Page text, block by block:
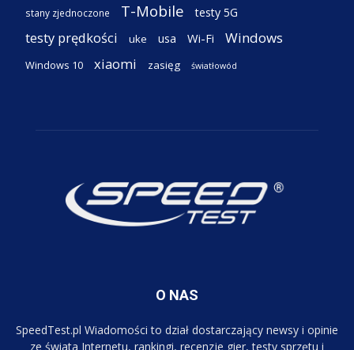
stany zjednoczone T-Mobile testy 5G
testy prędkości uke usa Wi-Fi Windows
Windows 10 xiaomi zasięg światłowód
O NAS
SpeedTest.pl Wiadomości to dział dostarczający newsy i opinie
ze świata Internetu, rankingi, recenzje gier, testy sprzętu i